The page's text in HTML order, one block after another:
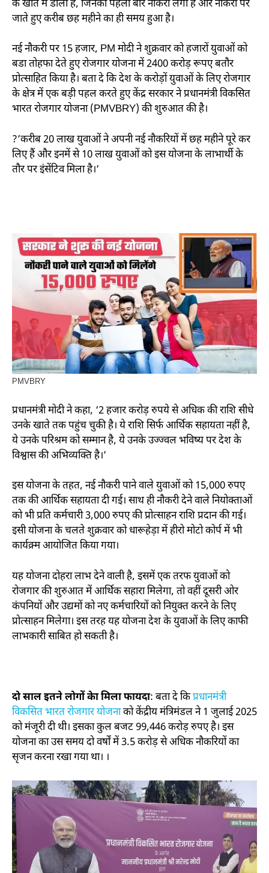
के खाते में डाली है, जिनकी पहली बार नौकरी लगी है और नौकरी पर
जाते हुए करीब छह महीने का ही समय हुआ है।
नई नौकरी पर 15 हजार, PM मोदी ने शुक्रवार को हजारों युवाओं को
बडा तोहफा देते हुए रोजगार योजना में 2400 करोड़ रूपए बतौर
प्रोत्साहित किया है। बता दे कि देश के करोड़ों युवाओं के लिए रोजगार
के क्षेत्र में एक बड़ी पहल करते हुए केंद्र सरकार ने प्रधानमंत्री विकसित
भारत रोजगार योजना (PMVBRY) की शुरुआत की है।
?’करीब 20 लाख युवाओं ने अपनी नई नौकरियों में छह महीने पूरे कर
लिए हैं और इनमें से 10 लाख युवाओं को इस योजना के लाभार्थी के
तौर पर इंसेंटिव मिला है।’
PMVBRY
प्रधानमंत्री मोदी ने कहा, ‘2 हजार करोड़ रुपये से अधिक की राशि सीधे
उनके खाते तक पहुंच चुकी है। ये राशि सिर्फ आर्थिक सहायता नहीं है,
ये उनके परिश्रम को सम्मान है, ये उनके उज्ज्वल भविष्य पर देश के
विश्वास की अभिव्यक्ति है।’
इस योजना के तहत, नई नौकरी पाने वाले युवाओं को 15,000 रुपए
तक की आर्थिक सहायता दी गई। साथ ही नौकरी देने वाले नियोक्ताओं
को भी प्रति कर्मचारी 3,000 रुपए की प्रोत्साहन राशि प्रदान की गई।
इसी योजना के चलते शुक्रवार को धारूहेड़ा में हीरो मोटो कोर्प में भी
कार्यक्र्म आयोजित किया गया।
यह योजना दोहरा लाभ देने वाली है, इसमें एक तरफ युवाओं को
रोजगार की शुरुआत में आर्थिक सहारा मिलेगा, तो वहीं दूसरी ओर
कंपनियों और उद्यमों को नए कर्मचारियों को नियुक्त करने के लिए
प्रोत्साहन मिलेगा। इस तरह यह योजना देश के युवाओं के लिए काफी
लाभकारी साबित हो सकती है।
दो साल इतने लोगों केा मिला फायदा: बता दे किप्रधानमंत्री
विकसित भारत रोजगार योजनाको केंद्रीय मंत्रिमंडल ने 1 जुलाई 2025
को मंजूरी दी थी। इसका कुल बजट 99,446 करोड़ रुपए है। इस
योजना का उस समय दो वर्षों में 3.5 करोड़ से अधिक नौकरियों का
सृजन करना रखा गया था। ।